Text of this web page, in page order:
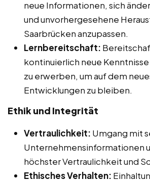
neue Informationen, sich
und unvorhergesehene
Saarbrücken anzupassen.
Lernbereitschaft:
kontinuierlich neue
zu erwerben, um auf dem
Entwicklungen zu bleiben.
Ethik und Integrität
Vertraulichkeit: Umgang mit
Unternehmensinformationen
höchster Vertraulichkeit und
Ethisches Verhalten: